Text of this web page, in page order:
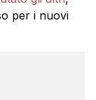
per i nuovi